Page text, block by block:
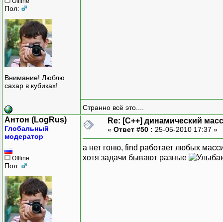
Пол:
Внимание! Люблю
сахар в кубиках!
Странно всё это....
Антон (LogRus)
Глобальный
модератор
Offline
Пол:
Re: [C++] динамический
« Ответ #50 : 25-05-2010 17:37 »
а нет гоню, find работает любых
хотя задачи бывают разные